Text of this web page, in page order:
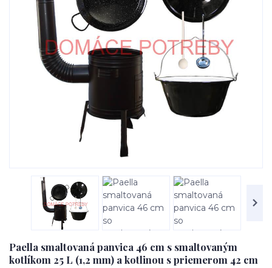
Paella smaltovaná panvica 46 cm s smaltovaným
kotlíkom 25 L (1,2 mm) a kotlinou s priemerom 42 cm